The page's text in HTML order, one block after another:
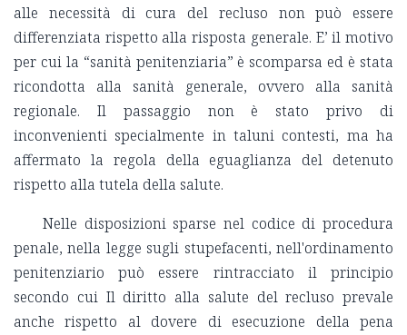
alle necessità di cura del recluso non può essere
differenziata rispetto alla risposta generale. E’ il motivo
per cui la “sanità penitenziaria” è scomparsa ed è stata
ricondotta alla sanità generale, ovvero alla sanità
regionale. Il passaggio non è stato privo di
inconvenienti specialmente in taluni contesti, ma ha
affermato la regola della eguaglianza del detenuto
rispetto alla tutela della salute.
Nelle disposizioni sparse nel codice di procedura
penale, nella legge sugli stupefacenti, nell'ordinamento
penitenziario può essere rintracciato il principio
secondo cui Il diritto alla salute del recluso prevale
anche rispetto al dovere di esecuzione della pena